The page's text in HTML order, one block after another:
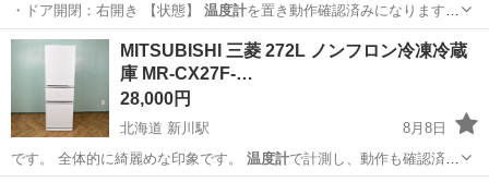
・ドア開閉：右開き 【状態】 温度計を置き動作確認済みになります。
出品に…
北海道 札幌市 キッチン家電
MITSUBISHI 三菱 272L ノンフロン冷凍冷蔵
庫 MR-CX27F-…
28,000円
北海道 新川駅
8月8日
です。 全体的に綺麗めな印象です。 温度計で計測し、動作も確認済み